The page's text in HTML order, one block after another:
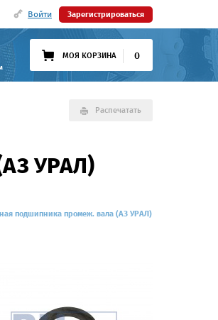
Войти Зарегистрироваться
МОЯ КОРЗИНА 0
Распечатать
УРАЛ)
подшипника промеж. вала (АЗ УРАЛ)